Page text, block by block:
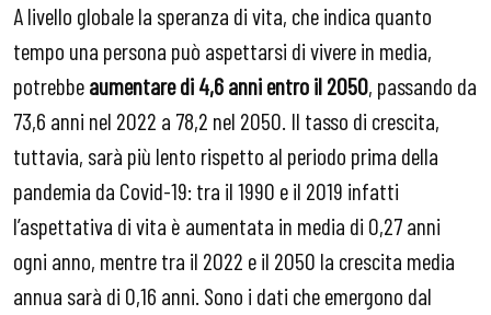
A livello globale la speranza di vita, che indica quanto
tempo una persona può aspettarsi di vivere in media,
potrebbeaumentare di 4,6 anni entro il 2050, passando da
73,6 anni nel 2022 a 78,2 nel 2050. Il tasso di crescita,
tuttavia, sarà più lento rispetto al periodo prima della
pandemia da Covid-19: tra il 1990 e il 2019 infatti
l’aspettativa di vita è aumentata in media di 0,27 anni
ogni anno, mentre tra il 2022 e il 2050 la crescita media
annua sarà di 0,16 anni. Sono i dati che emergono dal